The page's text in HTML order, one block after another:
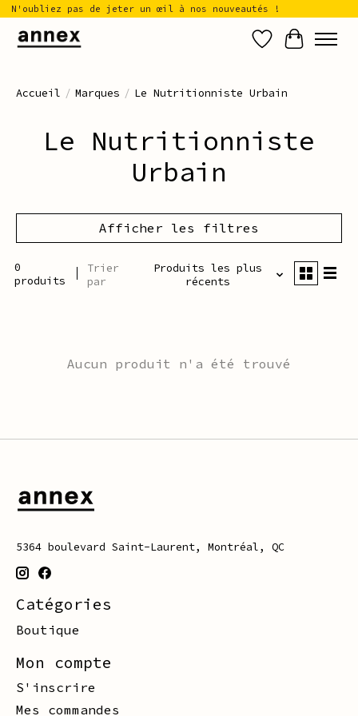
N'oubliez pas de jeter un œil à nos nouveautés !
Liste de
Panier
Accueil / Marques / Le Nutritionniste Urbain
Le Nutritionniste
Urbain
Afficher les filtres
0
produits
Trier
par
Produits les plus
récents
Aucun produit n'a été trouvé
5364 boulevard Saint-Laurent, Montréal, QC
Catégories
Boutique
Mon compte
S'inscrire
Mes commandes